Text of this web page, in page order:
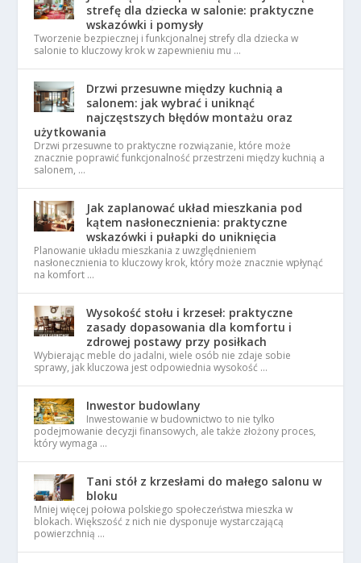
strefę dla dziecka w salonie: praktyczne
wskazówki i pomysły
Tworzenie bezpiecznej i funkcjonalnej strefy dla dziecka w
salonie to kluczowy krok w zapewnieniu mu …
Drzwi przesuwne między kuchnią a
salonem: jak wybrać i uniknąć
najczęstszych błędów montażu oraz
użytkowania
Drzwi przesuwne to praktyczne rozwiązanie, które może
znacznie poprawić funkcjonalność przestrzeni między kuchnią a
salonem, …
Jak zaplanować układ mieszkania pod
kątem nasłonecznienia: praktyczne
wskazówki i pułapki do uniknięcia
Planowanie układu mieszkania z uwzględnieniem
nasłonecznienia to kluczowy krok, który może znacznie wpłynąć
na komfort …
Wysokość stołu i krzeseł: praktyczne
zasady dopasowania dla komfortu i
zdrowej postawy przy posiłkach
Wybierając meble do jadalni, wiele osób nie zdaje sobie
sprawy, jak kluczowa jest odpowiednia wysokość …
Inwestor budowlany
Inwestowanie w budownictwo to nie tylko
podejmowanie decyzji finansowych, ale także złożony proces,
który wymaga …
Tani stół z krzesłami do małego salonu w
bloku
Mniej więcej połowa polskiego społeczeństwa mieszka w
blokach. Większość z nich nie dysponuje wystarczającą
powierzchnią …